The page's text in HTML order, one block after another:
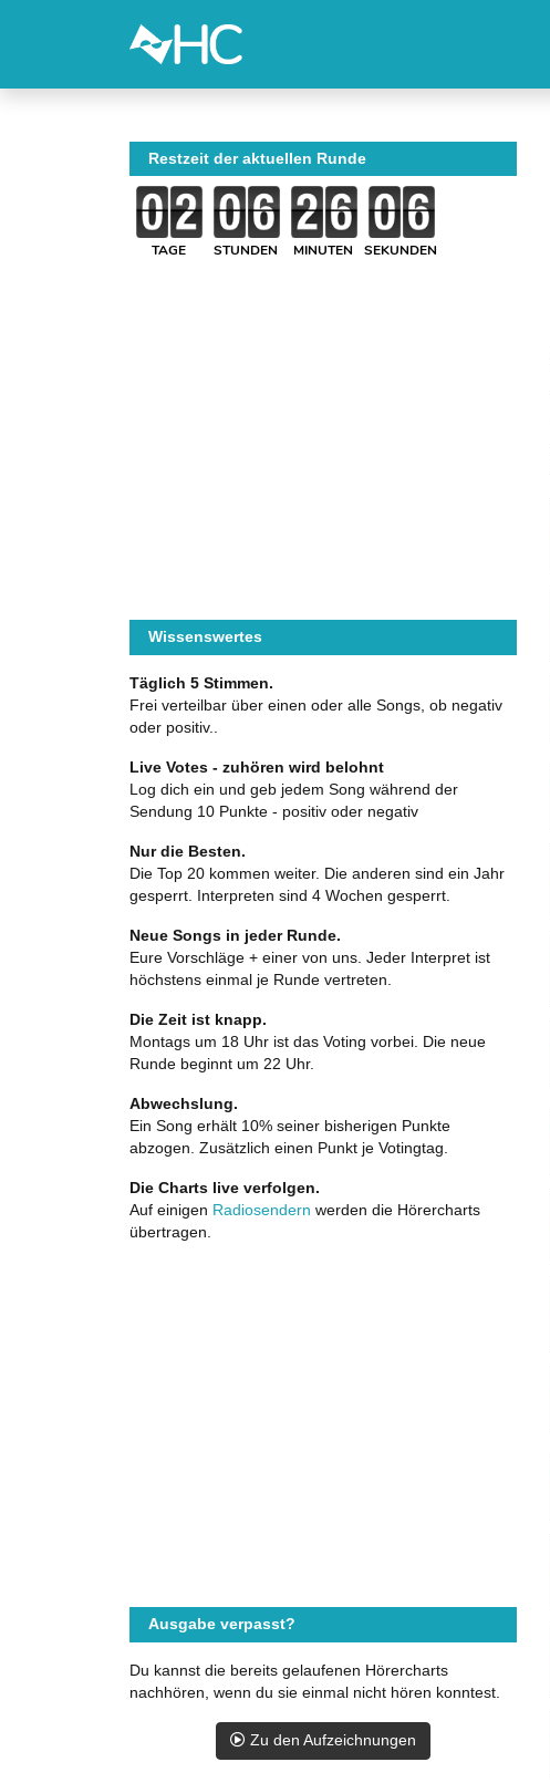
Restzeit der aktuellen Runde
TAGE STUNDEN MINUTEN SEKUNDEN
Wissenswertes
Täglich 5 Stimmen.
Frei verteilbar über einen oder alle Songs, ob negativ
oder positiv..
Live Votes - zuhören wird belohnt
Log dich ein und geb jedem Song während der
Sendung 10 Punkte - positiv oder negativ
Nur die Besten.
Die Top 20 kommen weiter. Die anderen sind ein Jahr
gesperrt. Interpreten sind 4 Wochen gesperrt.
Neue Songs in jeder Runde.
Eure Vorschläge + einer von uns. Jeder Interpret ist
höchstens einmal je Runde vertreten.
Die Zeit ist knapp.
Montags um 18 Uhr ist das Voting vorbei. Die neue
Runde beginnt um 22 Uhr.
Abwechslung.
Ein Song erhält 10% seiner bisherigen Punkte
abzogen. Zusätzlich einen Punkt je Votingtag.
Die Charts live verfolgen.
Auf einigen Radiosendern werden die Hörercharts
übertragen.
Ausgabe verpasst?
Du kannst die bereits gelaufenen Hörercharts
nachhören, wenn du sie einmal nicht hören konntest.
Zu den Aufzeichnungen